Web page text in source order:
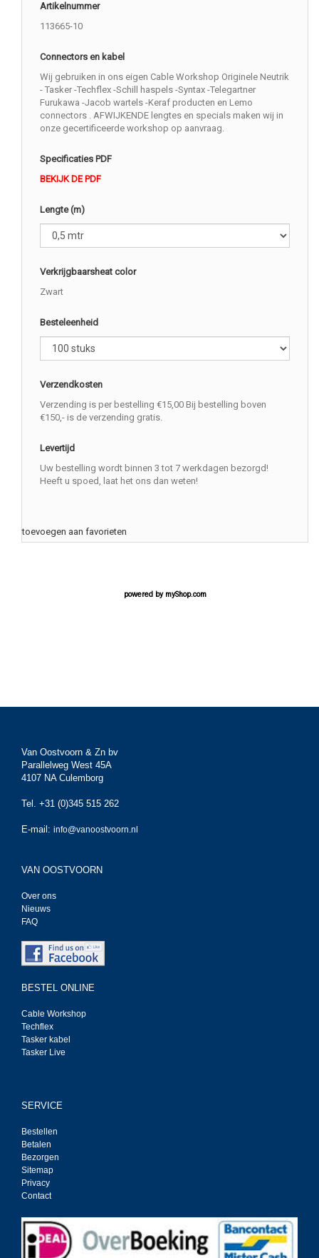
Artikelnummer
113665-10
Connectors en kabel
Wij gebruiken in ons eigen Cable Workshop Originele Neutrik
- Tasker -Techflex -Schill haspels -Syntax -Telegartner
Furukawa -Jacob wartels -Keraf producten en Lemo
connectors . AFWIJKENDE lengtes en specials maken wij in
onze gecertificeerde workshop op aanvraag.
Specificaties PDF
BEKIJK DE PDF
Lengte (m)
Verkrijgbaarsheat color
Zwart
Besteleenheid
Verzendkosten
Verzending is per bestelling €15,00 Bij bestelling boven
€150,- is de verzending gratis.
Levertijd
Uw bestelling wordt binnen 3 tot 7 werkdagen bezorgd!
Heeft u spoed, laat het ons dan weten!
toevoegen aan favorieten
powered by myShop.com
Van Oostvoorn & Zn bv
Parallelweg West 45A
4107 NA Culemborg
Tel. +31 (0)345 515 262
E-mail: info@vanoostvoorn.nl
VAN OOSTVOORN
Over ons
Nieuws
FAQ
BESTEL ONLINE
Cable Workshop
Techflex
Tasker kabel
Tasker Live
SERVICE
Bestellen
Betalen
Bezorgen
Sitemap
Privacy
Contact